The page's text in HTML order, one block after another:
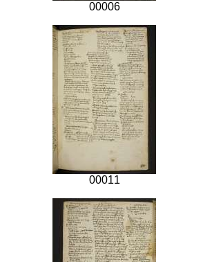
00006
00011